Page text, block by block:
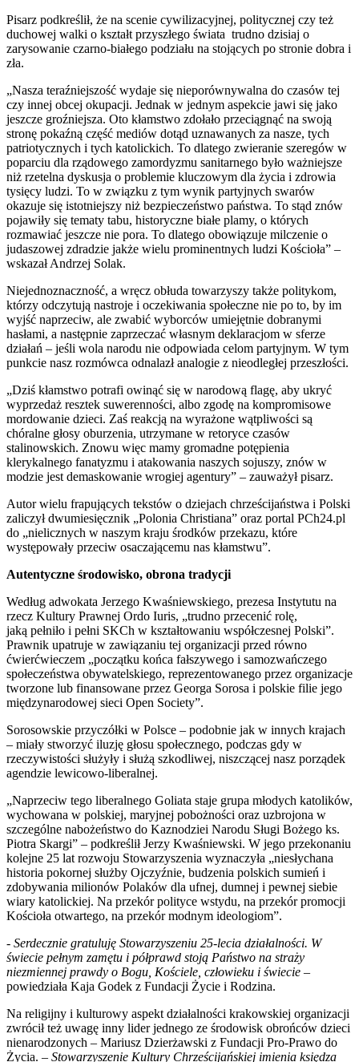
Pisarz podkreślił, że na scenie cywilizacyjnej, politycznej czy też
duchowej walki o kształt przyszłego świata trudno dzisiaj o
zarysowanie czarno-białego podziału na stojących po stronie dobra i
zła.
„Nasza teraźniejszość wydaje się nieporównywalna do czasów tej
czy innej obcej okupacji. Jednak w jednym aspekcie jawi się jako
jeszcze groźniejsza. Oto kłamstwo zdołało przeciągnąć na swoją
stronę pokaźną część mediów dotąd uznawanych za nasze, tych
patriotycznych i tych katolickich. To dlatego zwieranie szeregów w
poparciu dla rządowego zamordyzmu sanitarnego było ważniejsze
niż rzetelna dyskusja o problemie kluczowym dla życia i zdrowia
tysięcy ludzi. To w związku z tym wynik partyjnych swarów
okazuje się istotniejszy niż bezpieczeństwo państwa. To stąd znów
pojawiły się tematy tabu, historyczne białe plamy, o których
rozmawiać jeszcze nie pora. To dlatego obowiązuje milczenie o
judaszowej zdradzie jakże wielu prominentnych ludzi Kościoła” –
wskazał Andrzej Solak.
Niejednoznaczność, a wręcz obłuda towarzyszy także politykom,
którzy odczytują nastroje i oczekiwania społeczne nie po to, by im
wyjść naprzeciw, ale zwabić wyborców umiejętnie dobranymi
hasłami, a następnie zaprzeczać własnym deklaracjom w sferze
działań – jeśli wola narodu nie odpowiada celom partyjnym. W tym
punkcie nasz rozmówca odnalazł analogie z nieodległej przeszłości.
„Dziś kłamstwo potrafi owinąć się w narodową flagę, aby ukryć
wyprzedaż resztek suwerenności, albo zgodę na kompromisowe
mordowanie dzieci. Zaś reakcją na wyrażone wątpliwości są
chóralne głosy oburzenia, utrzymane w retoryce czasów
stalinowskich. Znowu więc mamy gromadne potępienia
klerykalnego fanatyzmu i atakowania naszych sojuszy, znów w
modzie jest demaskowanie wrogiej agentury” – zauważył pisarz.
Autor wielu frapujących tekstów o dziejach chrześcijaństwa i Polski
zaliczył dwumiesięcznik „Polonia Christiana” oraz portal PCh24.pl
do „nielicznych w naszym kraju środków przekazu, które
występowały przeciw osaczającemu nas kłamstwu”.
Autentyczne środowisko, obrona tradycji
Według adwokata Jerzego Kwaśniewskiego, prezesa Instytutu na
rzecz Kultury Prawnej Ordo Iuris, „trudno przecenić rolę,
jaką pełniło i pełni SKCh w kształtowaniu współczesnej Polski”.
Prawnik upatruje w zawiązaniu tej organizacji przed równo
ćwierćwieczem „początku końca fałszywego i samozwańczego
społeczeństwa obywatelskiego, reprezentowanego przez organizacje
tworzone lub finansowane przez Georga Sorosa i polskie filie jego
międzynarodowej sieci Open Society”.
Sorosowskie przyczółki w Polsce – podobnie jak w innych krajach
– miały stworzyć iluzję głosu społecznego, podczas gdy w
rzeczywistości służyły i służą szkodliwej, niszczącej nasz porządek
agendzie lewicowo-liberalnej.
„Naprzeciw tego liberalnego Goliata staje grupa młodych katolików,
wychowana w polskiej, maryjnej pobożności oraz uzbrojona w
szczególne nabożeństwo do Kaznodziei Narodu Sługi Bożego ks.
Piotra Skargi” – podkreślił Jerzy Kwaśniewski. W jego przekonaniu
kolejne 25 lat rozwoju Stowarzyszenia wyznaczyła „niesłychana
historia pokornej służby Ojczyźnie, budzenia polskich sumień i
zdobywania milionów Polaków dla ufnej, dumnej i pewnej siebie
wiary katolickiej. Na przekór polityce wstydu, na przekór promocji
Kościoła otwartego, na przekór modnym ideologiom”.
- Serdecznie gratuluję Stowarzyszeniu 25-lecia działalności. W
świecie pełnym zamętu i półprawd stoją Państwo na straży
niezmiennej prawdy o Bogu, Kościele, człowieku i świecie –
powiedziała Kaja Godek z Fundacji Życie i Rodzina.
Na religijny i kulturowy aspekt działalności krakowskiej organizacji
zwrócił też uwagę inny lider jednego ze środowisk obrońców dzieci
nienarodzonych – Mariusz Dzierżawski z Fundacji Pro-Prawo do
Życia. – Stowarzyszenie Kultury Chrześcijańskiej imienia księdza